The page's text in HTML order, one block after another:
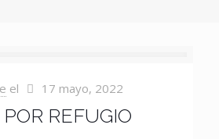
el 17 mayo, 2022
REFUGIO